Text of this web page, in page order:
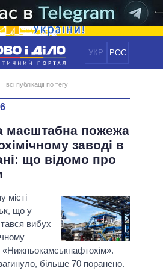
УКР РОС
НОВИНИ
ЕКОНОМІКА
СУСПІЛЬСТВО
СВІТ
ОБIЦЯНКИ
ПОЛIТИКИ
ВІДЕО
ПІДТРИМАТИ
ПОЛІТИКІВ
всі публікації по тегу
масштабна пожежа
заводі в
що відомо про
місті
що у
вибух
«Нижньокамськнафтохім».
більше 70 поранено.